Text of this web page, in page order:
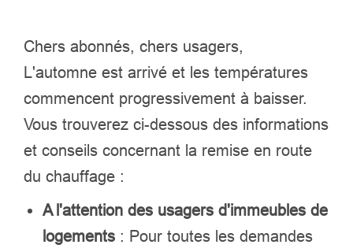
Chers abonnés, chers usagers,
L'automne est arrivé et les températures
commencent progressivement à baisser.
Vous trouverez ci-dessous des informations
et conseils concernant la remise en route
du chauffage :
A l'attention des usagers d'immeubles de
logements : Pour toutes les demandes